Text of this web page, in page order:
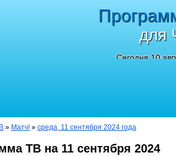
для
Сегодня 10
» Матч! » среда, 11 сентября 2024 года
ТВ на 11 сентября 2024